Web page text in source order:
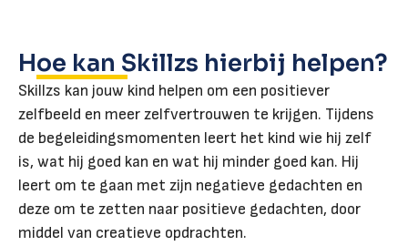
Hoe kan Skillzs hierbij helpen?
Skillzs kan jouw kind helpen om een positiever
zelfbeeld en meer zelfvertrouwen te krijgen. Tijdens
de begeleidingsmomenten leert het kind wie hij zelf
is, wat hij goed kan en wat hij minder goed kan. Hij
leert om te gaan met zijn negatieve gedachten en
deze om te zetten naar positieve gedachten, door
middel van creatieve opdrachten.